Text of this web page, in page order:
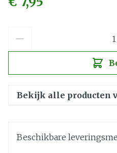
Bekijk alle producten
Beschikbare